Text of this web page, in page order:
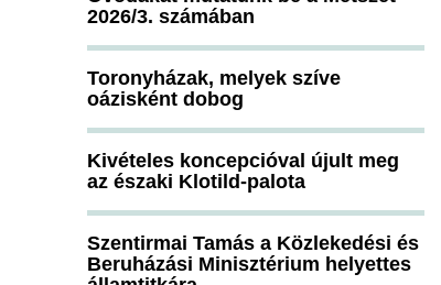
2026/3. számában
Toronyházak, melyek szíve
oázisként dobog
Kivételes koncepcióval újult meg
az északi Klotild-palota
Szentirmai Tamás a Közlekedési és
Beruházási Minisztérium helyettes